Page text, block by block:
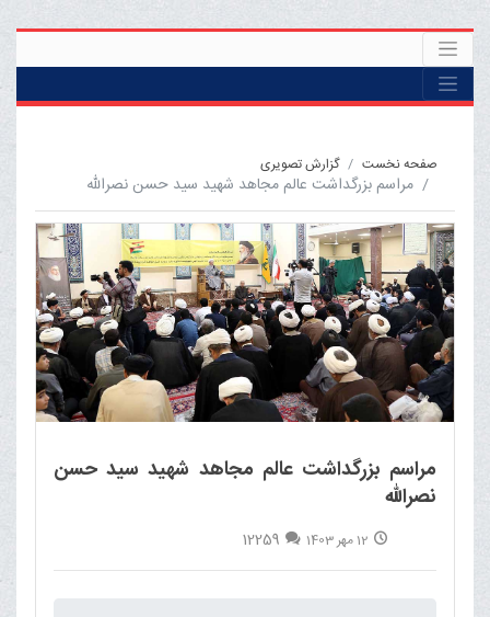
صفحه نخست گزارش تصویری
مراسم بزرگداشت عالم مجاهد شهید سید حسن نصرالله
مراسم بزرگداشت عالم مجاهد شهید سید حسن
نصرالله
12 مهر 1403 12259